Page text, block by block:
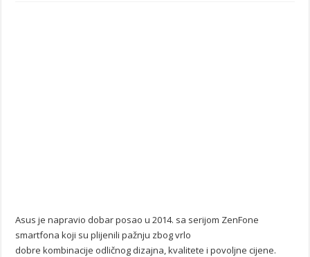
Asus je napravio dobar posao u 2014. sa serijom ZenFone
smartfona koji su plijenili pažnju zbog vrlo
dobre kombinacije odličnog dizajna, kvalitete i povoljne cijene.